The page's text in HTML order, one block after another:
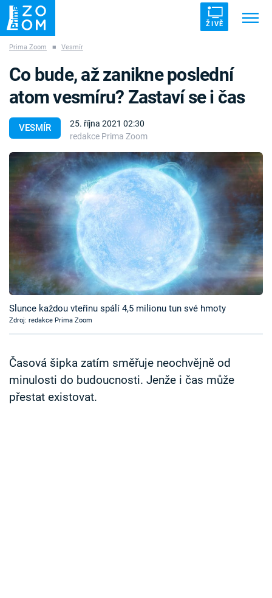
ŽIVĚ
ZÁHADY VETŘELCI DÁVNOVĚKU
Témata
Témata
Pořady
TV Program
Časopis
Sledujte prima+
Sledujte nás
Prima Zoom ■ Vesmír
VESMÍR
25. října 2021 02:30
redakce Prima Zoom
Co bude, až zanikne poslední
atom vesmíru? Zastaví se i čas
Slunce každou vteřinu spálí 4,5 milionu tun své hmoty
Zdroj: redakce Prima Zoom
Časová šipka zatím směřuje neochvějně od
minulosti do budoucnosti. Jenže i čas může
přestat existovat.